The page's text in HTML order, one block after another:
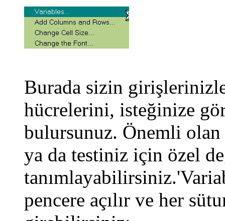
Burada sizin
hücrelerini, isteğinize
bulursunuz. Önemli
ya da testiniz için özel
pencere açılır ve her